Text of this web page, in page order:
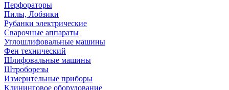
Перфораторы
Пилы, Лобзики
Рубанки электрические
Сварочные аппараты
Углошлифовальные машины
Фен технический
Шлифовальные машины
Штроборезы
Измерительные приборы
Клининговое оборудование